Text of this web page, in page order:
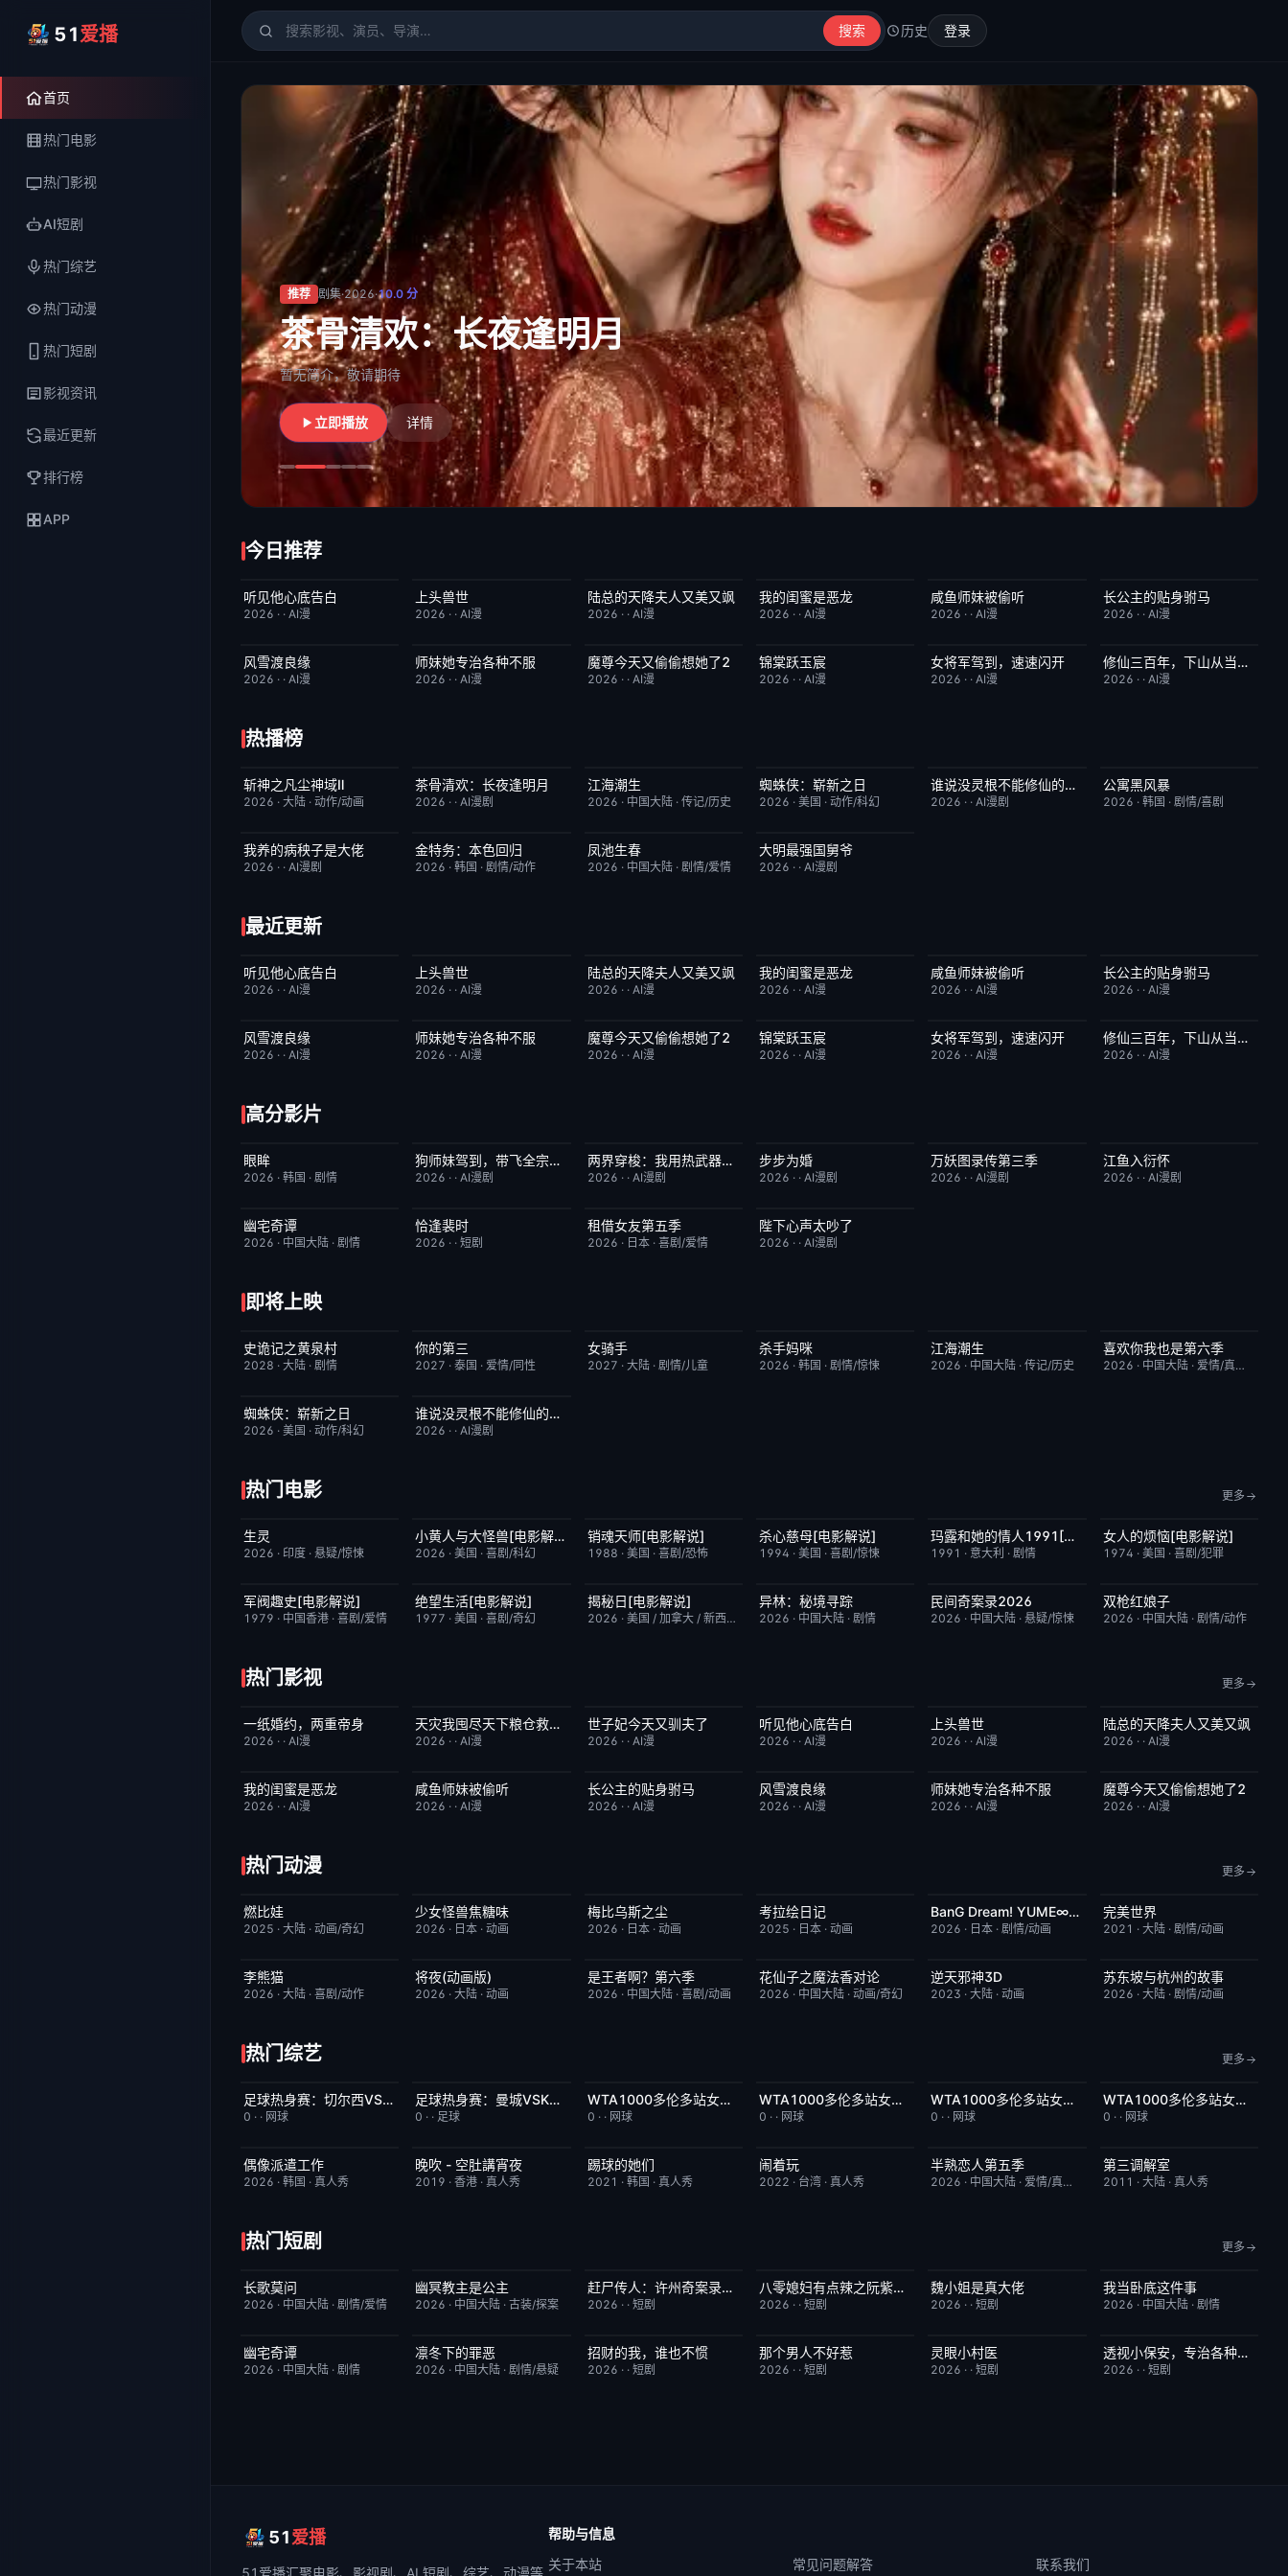
51爱播
首页
热门电影
热门影视
AI短剧
热门综艺
热门动漫
热门短剧
影视资讯
最近更新
排行榜
APP
搜索 历史 登录
51爱播- 电影、电视剧、动漫、综艺、短剧高清在线观看
推荐 剧集·2026·10.0 分
我养的病秧子是大佬
暂无简介，敬请期待
立即播放 详情
今日推荐
完结
听见他心底告白
2026 · · AI漫
完结
上头兽世
2026 · ·AI漫
完结 9.0
陆总的天降夫人又美又飒
2026 · · AI漫
完结
我的闺蜜是恶龙
2026 · · AI漫
完结
咸鱼师妹被偷听
2026 · ·AI漫
完结
长公主的贴身驸马
2026 · · AI漫
完结
风雪渡良缘
2026 · · AI漫
完结
师妹她专治各种不服
2026 · ·AI漫
完结 9.0
魔尊今天又偷偷想她了2
2026 · · AI漫
完结
锦棠跃玉宸
2026 · · AI漫
完结 4.0
女将军驾到，速速闪开
2026 · ·AI漫
完结 5.0修仙三百年，下山从当奶爸开始
2026 · · AI漫
热播榜
更新至第09集
斩神之凡尘神域Ⅱ
2026 · 大陆 · 动作/动画
完结 10.0
茶骨清欢：长夜逢明月
2026 · ·AI漫剧
更新至第24集
江海潮生
2026 · 中国大陆· 传记/历史
TC中字
蜘蛛侠：崭新之日
2026 · 美国 · 动作/科幻
完结 5.0谁说没灵根不能修仙的？之无灵证道第五季
2026 · ·AI漫剧
更新至第08集
公寓黑风暴
2026 · 韩国 · 剧情/喜剧
完结 10.0
我养的病秧子是大佬
2026 · · AI漫剧
已完结
金特务：本色回归
2026 ·韩国 ·剧情/动作
已完结
凤池生春
2026 · 中国大陆· 剧情/爱情
完结
大明最强国舅爷
2026 · · AI漫剧
最近更新
完结
听见他心底告白
2026 · · AI漫
完结
上头兽世
2026 · ·AI漫
完结 9.0
陆总的天降夫人又美又飒
2026 · · AI漫
完结
我的闺蜜是恶龙
2026 · · AI漫
完结
咸鱼师妹被偷听
2026 · ·AI漫
完结
长公主的贴身驸马
2026 · · AI漫
完结
风雪渡良缘
2026 · · AI漫
完结
师妹她专治各种不服
2026 · ·AI漫
完结 9.0
魔尊今天又偷偷想她了2
2026 · · AI漫
完结
锦棠跃玉宸
2026 · · AI漫
完结 4.0
女将军驾到，速速闪开
2026 · ·AI漫
完结 5.0修仙三百年，下山从当奶爸开始
2026 · · AI漫
高分影片
HD中字
眼眸
2026 · 韩国 · 剧情
完结 10.0狗师妹驾到，带飞全宗门成团宠
2026 · ·AI漫剧
完结 10.0两界穿梭：我用热武器物理横推修真界
2026 · · AI漫剧
完结
步步为婚
2026 · · AI漫剧
完结
万妖图录传第三季
2026 · ·AI漫剧
完结
江鱼入衍怀
2026 · · AI漫剧
更新至第14集
幽宅奇谭
2026 · 中国大陆 · 剧情
完结
恰逢裴时
2026 · ·短剧
已完结
租借女友第五季
2026 · 日本· 喜剧/爱情
完结
陛下心声太吵了
2026 · · AI漫剧
即将上映
6月23日更新
史诡记之黄泉村
2028 · 大陆 · 剧情
更新至第02集
你的第三
2027 ·泰国 · 爱情/同性
7月15日更新
女骑手
2027 · 大陆· 剧情/儿童
更新至第02集
杀手妈咪
2026 · 韩国 · 剧情/惊悚
更新至第24集
江海潮生
2026 · 中国大陆 ·传记/历史
昨日更新
喜欢你我也是第六季
2026 · 中国大陆· 爱情/真人秀
TC中字
蜘蛛侠：崭新之日
2026 · 美国 · 动作/科幻
完结 5.0谁说没灵根不能修仙的？之无灵证道第五季
2026 · ·AI漫剧
热门电影 更多
昨日更新
生灵
2026 · 印度 · 悬疑/惊悚
已完结 6.7小黄人与大怪兽[电影解说]
2026 ·美国 ·喜剧/科幻
已完结
销魂天师[电影解说]
1988 · 美国 · 喜剧/恐怖
已完结
杀心慈母[电影解说]
1994 · 美国 · 喜剧/惊悚
已完结 6.1
玛露和她的情人1991[电影解说]
1991 · 意大利 ·剧情
已完结 7.7
女人的烦恼[电影解说]
1974 · 美国 · 喜剧/犯罪
已完结
军阀趣史[电影解说]
1979 · 中国香港 · 喜剧/爱情
已完结
绝望生活[电影解说]
1977 ·美国 ·喜剧/奇幻
已完结
揭秘日[电影解说]
2026 · 美国 / 加拿大 / 新西兰 / 日本 ·剧情/科幻
昨日更新
异林：秘境寻踪
2026 · 中国大陆· 剧情
更新至下集
民间奇案录2026
2026 · 中国大陆 ·悬疑/惊悚
昨日更新
双枪红娘子
2026 · 中国大陆· 剧情/动作
热门影视 更多
完结
一纸婚约，两重帝身
2026 · · AI漫
完结 2.0天灾我囤尽天下粮仓救了全侯府
2026 · ·AI漫
完结
世子妃今天又驯夫了
2026 · · AI漫
完结
听见他心底告白
2026 · · AI漫
完结
上头兽世
2026 · ·AI漫
完结 9.0
陆总的天降夫人又美又飒
2026 · · AI漫
完结
我的闺蜜是恶龙
2026 · · AI漫
完结
咸鱼师妹被偷听
2026 · ·AI漫
完结
长公主的贴身驸马
2026 · · AI漫
完结
风雪渡良缘
2026 · · AI漫
完结
师妹她专治各种不服
2026 · ·AI漫
完结 9.0
魔尊今天又偷偷想她了2
2026 · · AI漫
热门动漫 更多
HD国语
燃比娃
2025 · 大陆 · 动画/奇幻
更新至第06集
少女怪兽焦糖味
2026 · 日本 ·动画
更新至第05集
梅比乌斯之尘
2026 · 日本· 动画
更新至第43集
考拉绘日记
2025 · 日本· 动画
更新至第08集 7.0BanG Dream! YUME∞MITA
2026 · 日本 ·剧情/动画
更新至第281集
完美世界
2021 · 大陆· 剧情/动画
更新至第4集
李熊猫
2026 · 大陆 · 喜剧/动作
更新至第17集
将夜(动画版)
2026 ·大陆 ·动画
更新至第4集
是王者啊？第六季
2026 · 中国大陆· 喜剧/动画
更新至第20集
花仙子之魔法香对论
2026 · 中国大陆· 动画/奇幻
更新至第49集
逆天邪神3D
2023 ·大陆 ·动画
更新至第16集
苏东坡与杭州的故事
2026 · 大陆· 剧情/动画
热门综艺 更多
今日更新 5.0足球热身赛：切尔西VS尤文图斯20260805
0 · · 网球
今日更新 8.0足球热身赛：曼城VSK联赛全明星20260805
0 · · 足球
今日更新 7.0
WTA1000多伦多站女单第二轮：陶森VS巴图科娃
0 · · 网球
今日更新 6.0
WTA1000多伦多站女单第二轮：萨巴伦卡VS内岛萌夏
0 · · 网球
今日更新 5.0
WTA1000多伦多站女单第二轮：科斯秋克VS谢博芙
0 · · 网球
今日更新 4.0
WTA1000多伦多站女单第二轮：贝莱克VS斯瓦泰克
0 · · 网球
已完结
偶像派遣工作
2026 · 韩国 · 真人秀
更新至第334期
晚吹 - 空肚講宵夜
2019 ·香港 ·真人秀
昨日更新
踢球的她们
2021 · 韩国 · 真人秀
昨日更新
闹着玩
2022 · 台湾· 真人秀
本周更新
半熟恋人第五季
2026 · 中国大陆 · 爱情/真人秀
昨日更新
第三调解室
2011 · 大陆· 真人秀
热门短剧 更多
已完结
长歌莫问
2026 · 中国大陆 · 剧情/爱情
已完结
幽冥教主是公主
2026 · 中国大陆 ·古装/探案
完结 9.0赶尸传人：许州奇案录秘术追凶
2026 · · 短剧
完结 5.0八零媳妇有点辣之阮紫依的书中梦
2026 · · 短剧
完结
魏小姐是真大佬
2026 · ·短剧
已完结
我当卧底这件事
2026 · 中国大陆· 剧情
更新至第14集
幽宅奇谭
2026 · 中国大陆 · 剧情
更新至第16集
凛冬下的罪恶
2026 · 中国大陆 ·剧情/悬疑
完结
招财的我，谁也不惯
2026 · · 短剧
完结
那个男人不好惹
2026 · · 短剧
完结
灵眼小村医
2026 · ·短剧
完结 9.0透视小保安，专治各种不服
2026 · · 短剧
51爱播
51爱播汇聚电影、影视剧、AI 短剧、综艺、动漫等
帮助与信息
关于本站
常见问题解答 联系我们